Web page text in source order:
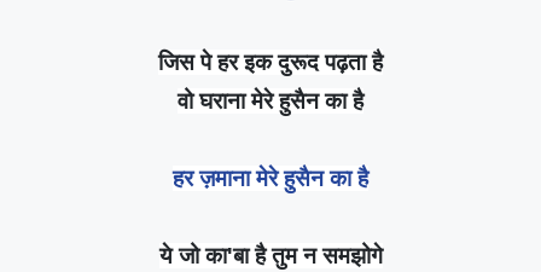
जिस पे हर इक दुरूद पढ़ता है
वो घराना मेरे हुसैन का है
हर ज़माना मेरे हुसैन का है
ये जो का'बा है तुम न समझोगे